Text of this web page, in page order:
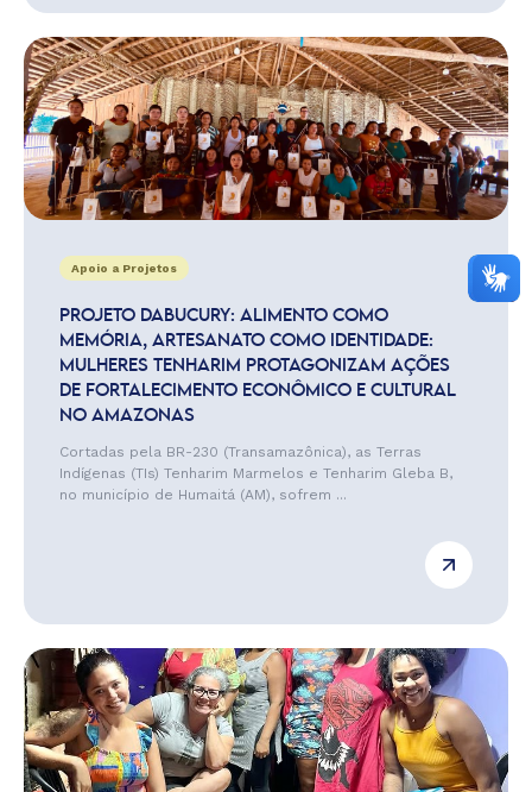
Apoio a Projetos
PROJETO DABUCURY: ALIMENTO COMO
MEMÓRIA, ARTESANATO COMO IDENTIDADE:
MULHERES TENHARIM PROTAGONIZAM AÇÕES
DE FORTALECIMENTO ECONÔMICO E CULTURAL
NO AMAZONAS
Cortadas pela BR-230 (Transamazônica), as Terras
Indígenas (TIs) Tenharim Marmelos e Tenharim Gleba B,
no município de Humaitá (AM), sofrem ...